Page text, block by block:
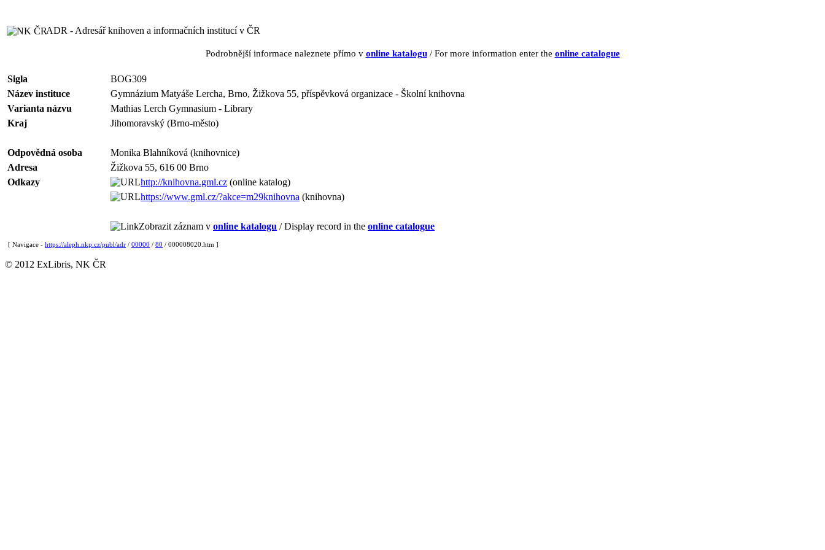
ADR - Adresář knihoven a informačních institucí v ČR
Podrobnější informace naleznete přímo v online katalogu/ For more information enter the online catalogue
Sigla
BOG309
Název instituce
Gymnázium Matyáše Lercha, Brno, Žižkova 55, příspěvková organizace - Školní knihovna
Varianta názvu
Mathias Lerch Gymnasium - Library
Kraj
Jihomoravský (Brno-město)
Odpovědná osoba
Monika Blahníková (knihovnice)
Adresa
Žižkova 55, 616 00 Brno
Odkazy
http://knihovna.gml.cz (online katalog)
https://www.gml.cz/?akce=m29knihovna (knihovna)
Zobrazit záznam v online katalogu / Display record in the online catalogue
[ Navigace - https://aleph.nkp.cz/publ/adr / 00000 / 80 / 000008020.htm ]
© 2012 ExLibris, NK ČR